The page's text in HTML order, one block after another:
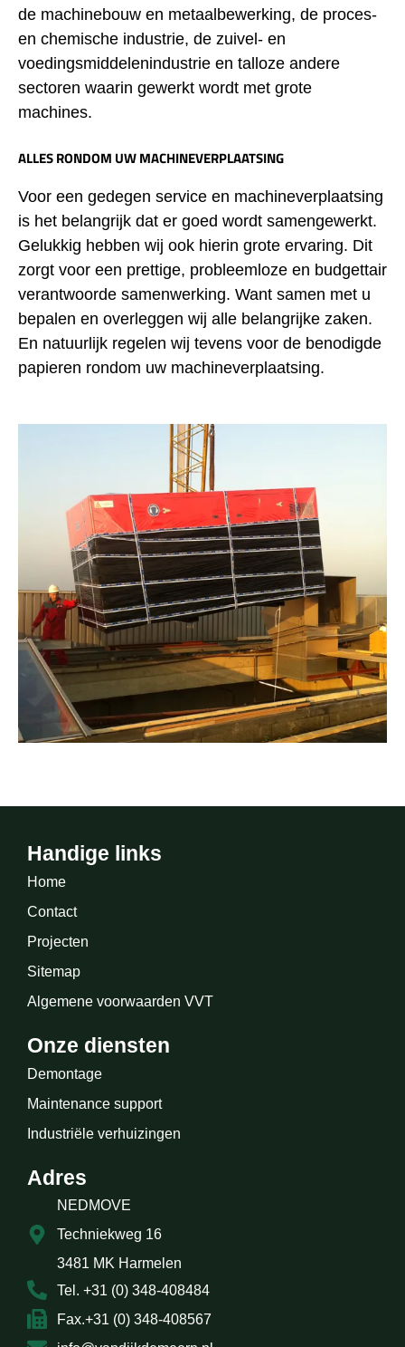
de machinebouw en metaalbewerking, de proces-
en chemische industrie, de zuivel- en
voedingsmiddelenindustrie en talloze andere
sectoren waarin gewerkt wordt met grote
machines.
ALLES RONDOM UW MACHINEVERPLAATSING
Voor een gedegen service en machineverplaatsing
is het belangrijk dat er goed wordt samengewerkt.
Gelukkig hebben wij ook hierin grote ervaring. Dit
zorgt voor een prettige, probleemloze en budgettair
verantwoorde samenwerking. Want samen met u
bepalen en overleggen wij alle belangrijke zaken.
En natuurlijk regelen wij tevens voor de benodigde
papieren rondom uw machineverplaatsing.
Handige links
Home
Contact
Projecten
Sitemap
Algemene voorwaarden VVT
Onze diensten
Demontage
Maintenance support
Industriële verhuizingen
Adres
NEDMOVE
Techniekweg 16
3481 MK Harmelen
Tel. +31 (0) 348-408484
Fax.+31 (0) 348-408567